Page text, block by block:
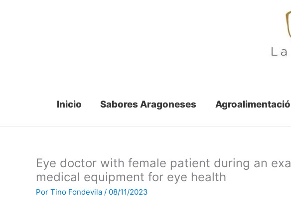
Inicio Sabores Aragoneses
Eye doctor with female patient during an
medical equipment for eye health
Por Tino Fondevila / 08/11/2023